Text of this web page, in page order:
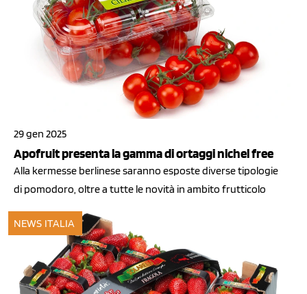
29 gen 2025
Apofruit presenta la gamma di ortaggi nichel free
Alla kermesse berlinese saranno esposte diverse tipologie
di pomodoro, oltre a tutte le novità in ambito frutticolo
NEWS ITALIA